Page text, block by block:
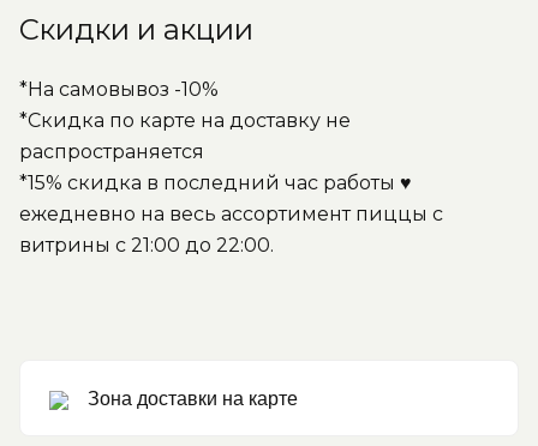
Скидки и акции
*На самовывоз -10%
*Скидка по карте на доставку не
распространяется
*15% скидка в последний час работы ♥
ежедневно на весь ассортимент пиццы с
витрины с 21:00 до 22:00.
Зона доставки на карте